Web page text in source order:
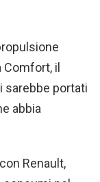
il
sarebbe portati
abbia
Renault,